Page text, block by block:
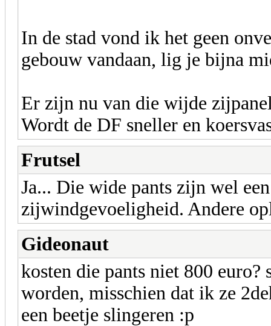
In de stad vond ik het geen
gebouw vandaan, lig je bijna
Er zijn nu van die wijde
Wordt de DF sneller en
Frutsel
Ja... Die wide pants zijn wel
zijwindgevoeligheid. Andere
Gideonaut
kosten die pants niet 800
worden, misschien dat ik ze
een beetje slingeren :p